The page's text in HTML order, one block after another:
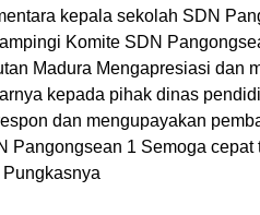
kepala sekolah SDN
Komite SDN
Madura Mengapresiasi dan
kepada pihak dinas
dan mengupayakan
Pangongsean 1 Semoga
Pungkasnya